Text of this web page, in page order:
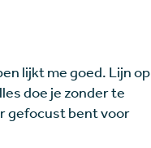
lijkt me goed. Lijn op
doe je zonder te
gefocust bent voor